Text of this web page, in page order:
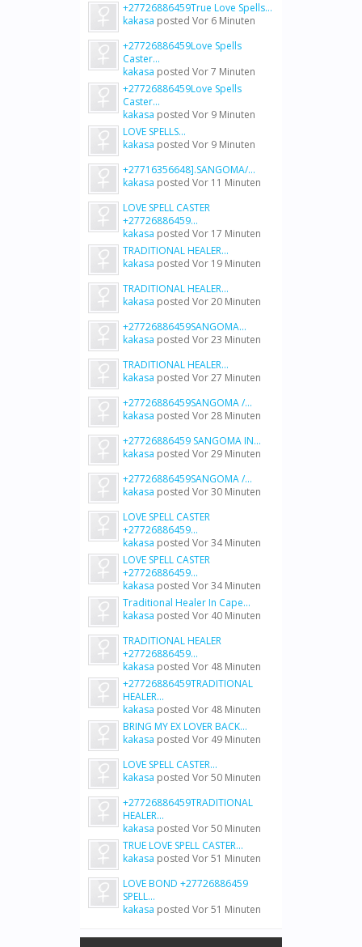
+27726886459True Love Spells...
kakasa posted Vor 6 Minuten
+27726886459Love Spells
Caster...
kakasa posted Vor 7 Minuten
+27726886459Love Spells
Caster...
kakasa posted Vor 9 Minuten
LOVE SPELLS...
kakasa posted Vor 9 Minuten
+27716356648].SANGOMA/...
kakasa posted Vor 11 Minuten
LOVE SPELL CASTER
+27726886459...
kakasa posted Vor 17 Minuten
TRADITIONAL HEALER...
kakasa posted Vor 19 Minuten
TRADITIONAL HEALER...
kakasa posted Vor 20 Minuten
+27726886459SANGOMA...
kakasa posted Vor 23 Minuten
TRADITIONAL HEALER...
kakasa posted Vor 27 Minuten
+27726886459SANGOMA /...
kakasa posted Vor 28 Minuten
+27726886459 SANGOMA IN...
kakasa posted Vor 29 Minuten
+27726886459SANGOMA /...
kakasa posted Vor 30 Minuten
LOVE SPELL CASTER
+27726886459...
kakasa posted Vor 34 Minuten
LOVE SPELL CASTER
+27726886459...
kakasa posted Vor 34 Minuten
Traditional Healer In Cape...
kakasa posted Vor 40 Minuten
TRADITIONAL HEALER
+27726886459...
kakasa posted Vor 48 Minuten
+27726886459TRADITIONAL
HEALER...
kakasa posted Vor 48 Minuten
BRING MY EX LOVER BACK...
kakasa posted Vor 49 Minuten
LOVE SPELL CASTER...
kakasa posted Vor 50 Minuten
+27726886459TRADITIONAL
HEALER...
kakasa posted Vor 50 Minuten
TRUE LOVE SPELL CASTER...
kakasa posted Vor 51 Minuten
LOVE BOND +27726886459
SPELL...
kakasa posted Vor 51 Minuten